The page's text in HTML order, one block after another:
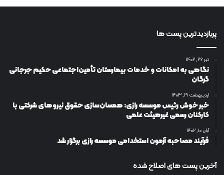
پربازدیدترین پست ها
تیر ۲۶, ۱۴۰۲
نگاهی به امکانات و خدمات بیمارستان تأمین‌اجتماعی حکیم جرجانی
گرگان
اردیبهشت ۱۹, ۱۴۰۳
خبر خوش رئیس موسسه رازی: همسان‌سازی حقوق نیروهای شرکتی با
کارکنان رسمی غیرهیئت علمی
آبان ۱۰, ۱۴۰۲
فرآیند مصاحبه آزمون استخدامی موسسه رازی برگزار شد
آخرین پست های اصلاح شده